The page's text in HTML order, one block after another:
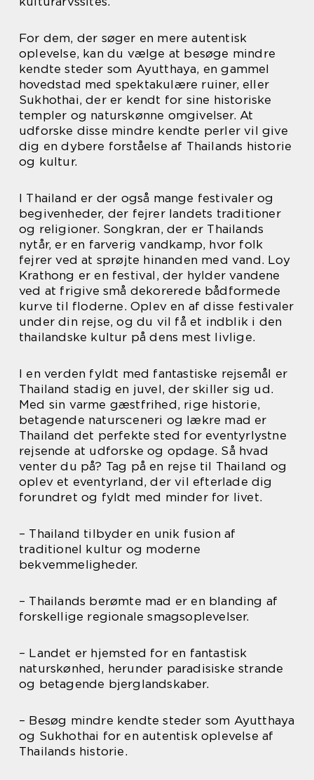
For dem, der søger en mere autentisk
oplevelse, kan du vælge at besøge mindre
kendte steder som Ayutthaya, en gammel
hovedstad med spektakulære ruiner, eller
Sukhothai, der er kendt for sine historiske
templer og naturskønne omgivelser. At
udforske disse mindre kendte perler vil give
dig en dybere forståelse af Thailands historie
og kultur.
I Thailand er der også mange festivaler og
begivenheder, der fejrer landets traditioner
og religioner. Songkran, der er Thailands
nytår, er en farverig vandkamp, hvor folk
fejrer ved at sprøjte hinanden med vand. Loy
Krathong er en festival, der hylder vandene
ved at frigive små dekorerede bådformede
kurve til floderne. Oplev en af disse festivaler
under din rejse, og du vil få et indblik i den
thailandske kultur på dens mest livlige.
I en verden fyldt med fantastiske rejsemål er
Thailand stadig en juvel, der skiller sig ud.
Med sin varme gæstfrihed, rige historie,
betagende natursceneri og lækre mad er
Thailand det perfekte sted for eventyrlystne
rejsende at udforske og opdage. Så hvad
venter du på? Tag på en rejse til Thailand og
oplev et eventyrland, der vil efterlade dig
forundret og fyldt med minder for livet.
– Thailand tilbyder en unik fusion af
traditionel kultur og moderne
bekvemmeligheder.
– Thailands berømte mad er en blanding af
forskellige regionale smagsoplevelser.
– Landet er hjemsted for en fantastisk
naturskønhed, herunder paradisiske strande
og betagende bjerglandskaber.
– Besøg mindre kendte steder som Ayutthaya
og Sukhothai for en autentisk oplevelse af
Thailands historie.